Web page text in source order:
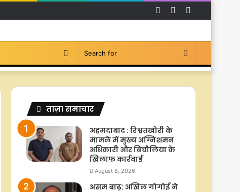
YouTube
Facebook
Search
Switch
ताज़ा समाचार
अहमदाबाद : रिश्वतखोरी के
मामले में मुख्य अग्निशमन
अधिकारी और बिचौलिया के
खिलाफ कार्रवाई
August 8, 2026
असम बाढ़: अखिल गोगोई ने